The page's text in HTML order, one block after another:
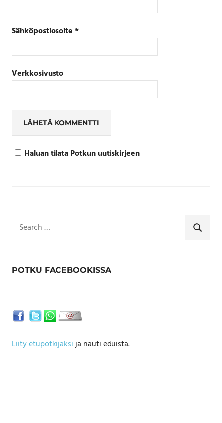
Sähköpostiosoite*
Verkkosivusto
Haluan tilata Potkun uutiskirjeen
for:
SEARCH
POTKU FACEBOOKISSA
Liity etupotkijaksija nauti eduista.